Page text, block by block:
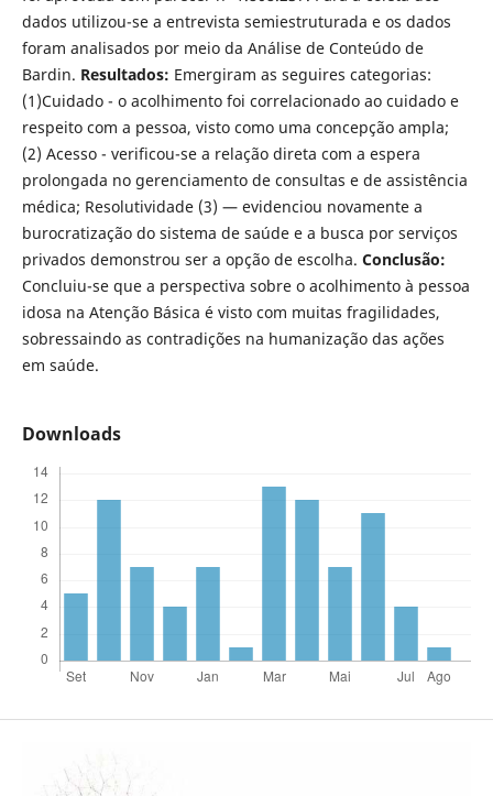
dados utilizou-se a entrevista semiestruturada e os dados
foram analisados por meio da Análise de Conteúdo de
Bardin. Resultados: Emergiram as seguires categorias:
(1)Cuidado - o acolhimento foi correlacionado ao cuidado e
respeito com a pessoa, visto como uma concepção ampla;
(2) Acesso - verificou-se a relação direta com a espera
prolongada no gerenciamento de consultas e de assistência
médica; Resolutividade (3) — evidenciou novamente a
burocratização do sistema de saúde e a busca por serviços
privados demonstrou ser a opção de escolha. Conclusão:
Concluiu-se que a perspectiva sobre o acolhimento à pessoa
idosa na Atenção Básica é visto com muitas fragilidades,
sobressaindo as contradições na humanização das ações
em saúde.
Downloads